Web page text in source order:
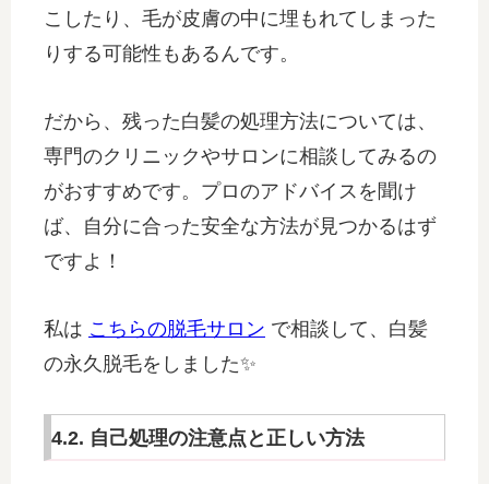
こしたり、毛が皮膚の中に埋もれてしまった
りする可能性もあるんです。
だから、残った白髪の処理方法については、
専門のクリニックやサロンに相談してみるの
がおすすめです。プロのアドバイスを聞け
ば、自分に合った安全な方法が見つかるはず
ですよ！
私は こちらの脱毛サロン で相談して、白髪
の永久脱毛をしました✨️
4.2. 自己処理の注意点と正しい方法